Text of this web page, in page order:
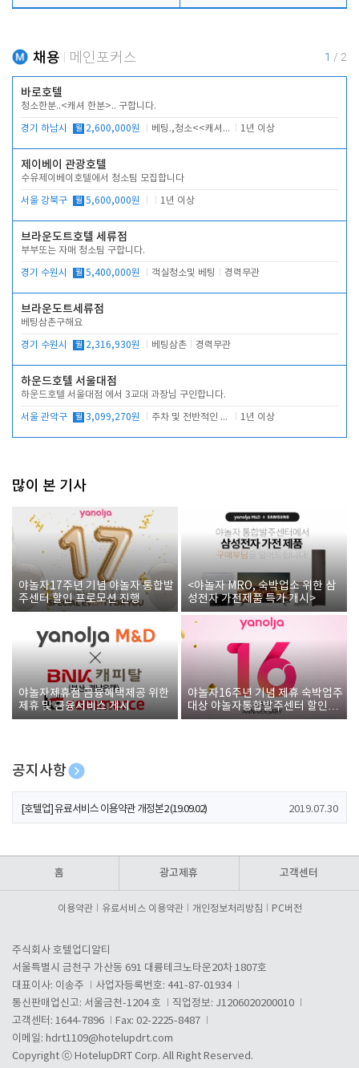
채용 메인포커스 1 / 2
바로호텔
청소한분..<캐셔 한분>.. 구합니다.
경기 하남시 월 2,600,000원 베팅.,청소<<캐셔 모셔봅니다. 1년 이상
제이베이 관광호텔
수유제이베이호텔에서 청소팀 모집합니다
서울 강북구 월 5,600,000원 1년 이상
브라운도트호텔 세류점
부부또는 자매 청소팀 구합니다.
경기 수원시 월 5,400,000원 객실청소및 베팅 경력무관
브라운도트세류점
베팅삼촌구해요
경기 수원시 월 2,316,930원 베팅삼촌 경력무관
하운드호텔 서울대점
하운드호텔 서울대점 에서 3교대 과장님 구인합니다.
서울 관악구 월 3,099,270원 주차 및 전반적인 당번업무 1년 이상
많이 본 기사
야놀자17주년 기념 야놀자 통합발
주센터 할인 프로모션 진행
<야놀자 MRO, 숙박업소 위한 삼
성전자 가전제품 특가 개시>
야놀자제휴점 금융혜택제공 위한
제휴 및 금융서비스 게시
야놀자16주년 기념 제휴 숙박업주
대상 야놀자통합발주센터 할인쿠
폰 증정
공지사항
[호텔업] 개인정보 처리방침 개정본1 (19.09.02)
[호텔업] 유료서비스 이용약관 개정본2 (19.09.02) 2019.07.30
홈 광고제휴 고객센터
이용약관 유료서비스 이용약관 개인정보처리방침 PC버전
주식회사 호텔업디알티
서울특별시 금천구 가산동 691 대륭테크노타운20차 1807호
대표이사: 이송주
사업자등록번호: 441-87-01934
통신판매업신고: 서울금천-1204 호
직업정보: J1206020200010
고객센터: 1644-7896
Fax: 02-2225-8487
이메일: hdrt1109@hotelupdrt.com
Copyright ⓒ HotelupDRT Corp. All Right Reserved.